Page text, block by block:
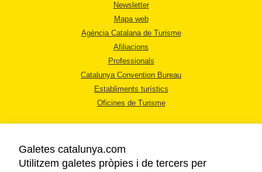
Newsletter
Mapa web
Agència Catalana de Turisme
Afiliacions
Professionals
Catalunya Convention Bureau
Establiments turístics
Oficines de Turisme
Galetes catalunya.com
Utilitzem galetes pròpies i de tercers per